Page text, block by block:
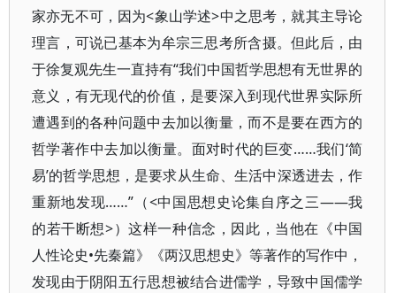
家亦无不可，因为<象山学述>中之思考，就其主导论
理言，可说已基本为牟宗三思考所含摄。但此后，由
于徐复观先生一直持有“我们中国哲学思想有无世界的
意义，有无现代的价值，是要深入到现代世界实际所
遭遇到的各种问题中去加以衡量，而不是要在西方的
哲学著作中去加以衡量。面对时代的巨变……我们‘简
易’的哲学思想，是要求从生命、生活中深透进去，作
重新地发现……”（<中国思想史论集自序之三——我
的若干断想>）这样一种信念，因此，当他在《中国
人性论史•先秦篇》《两汉思想史》等著作的写作中，
发现由于阴阳五行思想被结合进儒学，导致中国儒学